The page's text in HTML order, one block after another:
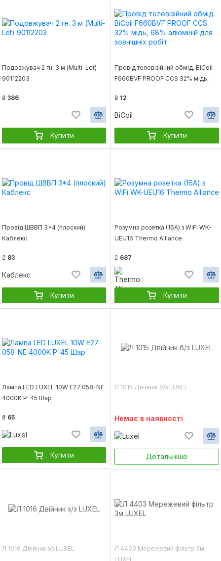
Подовжувач 2 гн. 3 м (Multi-Let)
90112203
₴ 386
Купити
Провід телевізійний обмід. BiCoil
F660BVF PROOF CCS 32% мідь,
₴ 12
BiCoil
Купити
Провід ШВВП 3*4 (плоский)
Каблекс
₴ 83
Каблекс
Купити
Розумна розетка (16A) з WiFi WK-
UEU16 Thermo Alliance
₴ 687
Купити
Лампа LED LUXEL 10W E27 058-NE
4000K Р-45 Шар
₴ 65
Купити
Л 1015 Двійник б/з LUXEL
Немає в наявності
Детальніше
Л 1016 Двійник з/з LUXEL
Л 4403 Мережевий фільтр 3м
LUXEL